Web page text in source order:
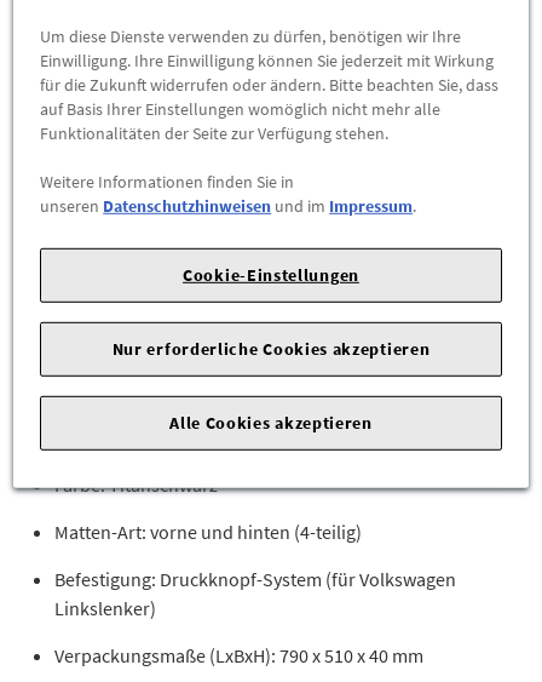
Herstellerangaben: Volkswagen Zubehör GmbH | An der
Trift 67 |63303 Dreieich |E-Mail:info@volkswagen-
zubehoer.de|
Die Original Volkswagen Gummifußmatten „Plus“ schützen
Nässe und Abnutzung. Sie überzeugen durch ihre exakte
Passform, hohe Robustheit und wetterfeste Qualität. Dank der
rutschfesten Unterseite und des Druckknopf-
Befestigungssystems bleiben die Matten sicher an Ort und
Stelle und lassen sich einfach reinigen.
Produktdetails:
Farbe: Titanschwarz
Matten-Art: vorne und hinten (4-teilig)
Befestigung: Druckknopf-System (für Volkswagen
Linkslenker)
Verpackungsmaße (LxBxH): 790 x 510 x 40 mm
Um diese Dienste verwenden zu dürfen, benötigen wir Ihre
Einwilligung. Ihre Einwilligung können Sie jederzeit mit Wirkung
für die Zukunft widerrufen oder ändern. Bitte beachten Sie, dass
auf Basis Ihrer Einstellungen womöglich nicht mehr alle
Funktionalitäten der Seite zur Verfügung stehen.
Weitere Informationen finden Sie in
unseren Datenschutzhinweisen und im Impressum.
Cookie-Einstellungen
Nur erforderliche Cookies akzeptieren
Alle Cookies akzeptieren